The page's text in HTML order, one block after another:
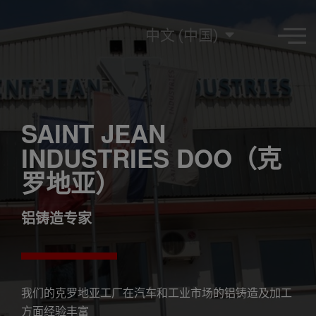
中文 (中国)
SAINT JEAN
INDUSTRIES DOO（克
罗地亚）
铝铸造专家
我们的克罗地亚工厂在汽车和工业市场的铝铸造及加工
方面经验丰富